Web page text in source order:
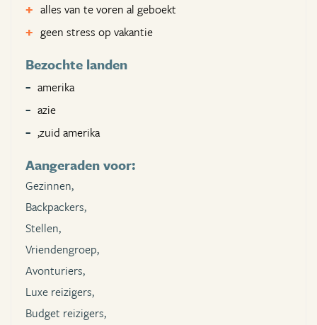
alles van te voren al geboekt
geen stress op vakantie
Bezochte landen
amerika
azie
,zuid amerika
Aangeraden voor:
Gezinnen,
Backpackers,
Stellen,
Vriendengroep,
Avonturiers,
Luxe reizigers,
Budget reizigers,